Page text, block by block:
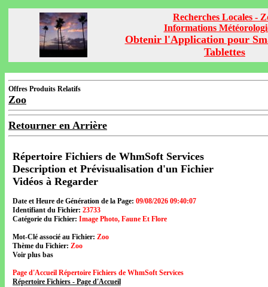
Recherches Locales -
Informations
Obtenir l'Application pour
Tablettes
Offres Produits Relatifs
Zoo
Retourner en Arrière
Répertoire Fichiers de WhmSoft Services
Description et Prévisualisation d'un Fichier
Vidéos à Regarder
Date et Heure de Génération de la Page: 09/08/2026 09:40:07
Identifiant du Fichier: 23733
Catégorie du Fichier: Image Photo, Faune Et Flore
Mot-Clé associé au Fichier: Zoo
Thème du Fichier: Zoo
Voir plus bas
Page d'Accueil Répertoire Fichiers de WhmSoft Services
Répertoire Fichiers - Page d'Accueil